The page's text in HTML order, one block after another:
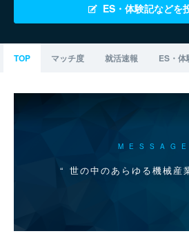
ES・体験記などを
TOP マッチ度 就活速報 ES・体
MESSAGE
世の中のあらゆる機械産